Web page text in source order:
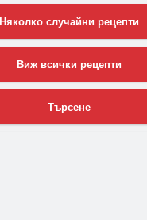
Няколко случайни рецепти
Виж всички рецепти
Търсене